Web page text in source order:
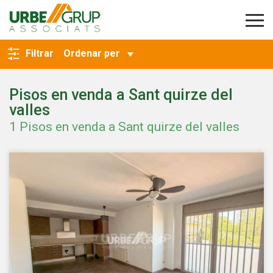
Filtrar Ordenar per
Pisos en venda a Sant quirze del
valles
1 Pisos en venda a Sant quirze del valles
Tècniques i funcionals
Sempre activades
Aquest lloc web utilitza cookies pròpies per recopilar
informació amb la finalitat de millorar els nostres serveis.
Si continua navegant, suposa l'acceptació de la instal·lació
de les mateixes. L'usuari té la possibilitat de configurar el
navegador podent, si així ho desitja, impedir que siguin